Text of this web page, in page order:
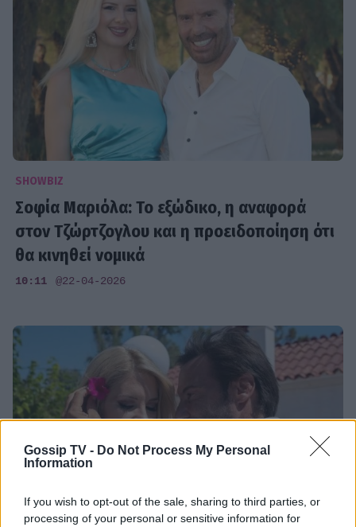
Gossip TV - Do Not Process My Personal
Information
If you wish to opt-out of the sale, sharing to third parties, or
processing of your personal or sensitive information for
SHOWBIZ
Σοφία Μαριόλα: Το εξώδικο, η αναφορά
στον Τζώρτζογλου και η προειδοποίηση ότι
θα κινηθεί νομικά
10:11 @22-04-2026